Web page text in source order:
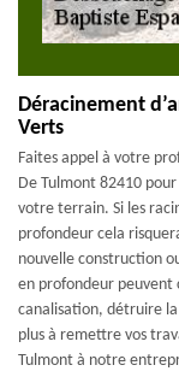
Déracinement
Verts
Faites appel à votre
De Tulmont 82410 pour
votre terrain. Si les
profondeur cela
nouvelle construction
en profondeur peuvent
canalisation, détruire
plus à remettre vos
Tulmont à notre